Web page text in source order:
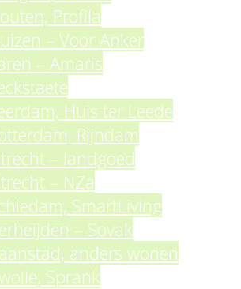
Profila
– Voor Anker
– Amaris
Huis ter Leede
Rijndam
– landgoed
– NZa
SmartLiving
– Sovak
anders wonen
Sprank